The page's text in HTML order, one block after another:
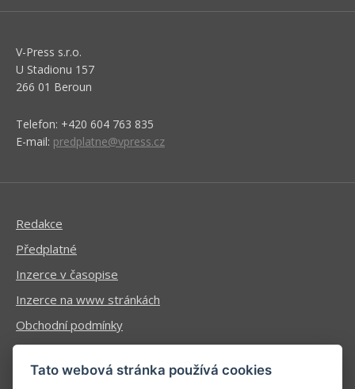
V-Press s.r.o.
U Stadionu 157
266 01 Beroun
Telefon: +420 604 763 835
E-mail: predplatne@vpress.cz
Redakce
Předplatné
Inzerce v časopise
Inzerce na www stránkách
Obchodní podmínky
Ochrana osobních údajů
Tato webová stránka používá cookies